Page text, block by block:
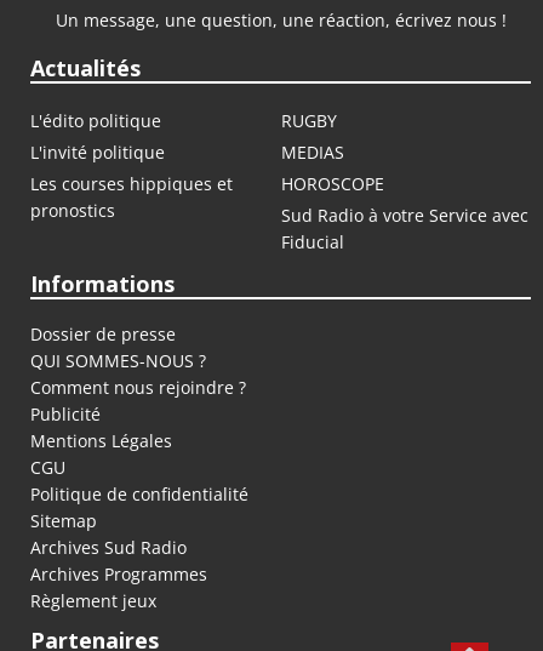
Un message, une question, une réaction, écrivez nous !
Actualités
L'édito politique
RUGBY
L'invité politique
MEDIAS
Les courses hippiques et
pronostics
HOROSCOPE
Sud Radio à votre Service avec
Fiducial
Informations
Dossier de presse
QUI SOMMES-NOUS ?
Comment nous rejoindre ?
Publicité
Mentions Légales
CGU
Politique de confidentialité
Sitemap
Archives Sud Radio
Archives Programmes
Règlement jeux
Partenaires